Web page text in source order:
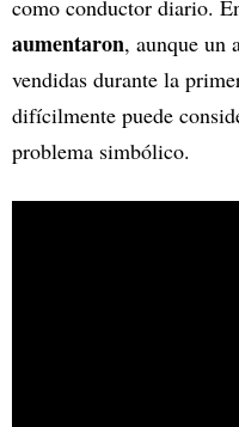
como conductor diario.
aumentaron, aunque un
vendidas durante la
difícilmente puede
problema simbólico.